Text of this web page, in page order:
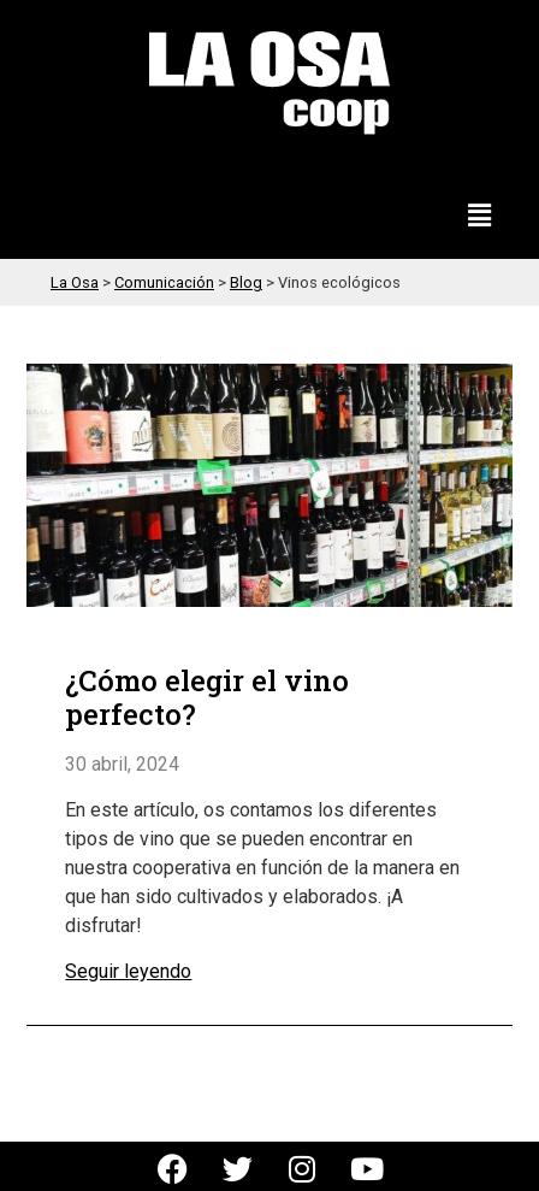
La Osa > Comunicación > Blog > Vinos ecológicos
¿Cómo elegir el vino
perfecto?
30 abril, 2024
En este artículo, os contamos los diferentes
tipos de vino que se pueden encontrar en
nuestra cooperativa en función de la manera en
que han sido cultivados y elaborados. ¡A
disfrutar!
Seguir leyendo